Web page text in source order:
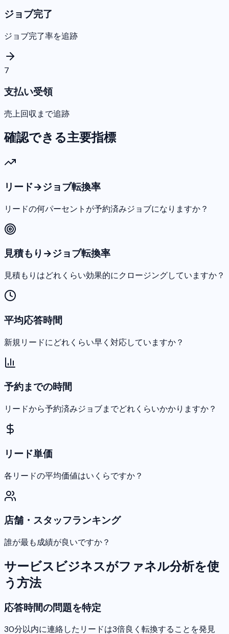
ジョブ完了
ジョブ完了率を追跡
7
支払い受領
売上回収まで追跡
確認できる主要指標
リード→ジョブ転換率
リードの何パーセントが予約済みジョブになりますか？
見積もり→ジョブ転換率
見積もりはどれくらい効果的にクロージングしていますか？
平均応答時間
新規リードにどれくらい早く対応していますか？
予約までの時間
リードから予約済みジョブまでどれくらいかかりますか？
リード単価
各リードの平均価値はいくらですか？
店舗・スタッフランキング
誰が最も成績が良いですか？
サービスビジネスがファネル分析を使
う方法
応答時間の問題を特定
30分以内に連絡したリードは3倍良く転換することを発見